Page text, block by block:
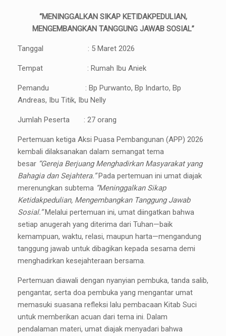
“MENINGGALKAN SIKAP KETIDAKPEDULIAN,
MENGEMBANGKAN TANGGUNG JAWAB SOSIAL”
Tanggal : 5 Maret 2026
Tempat : Rumah Ibu Aniek
Pemandu : Bp Purwanto, Bp Indarto, Bp
Andreas, Ibu Titik, Ibu Nelly
Jumlah Peserta : 27 orang
Pertemuan ketiga Aksi Puasa Pembangunan (APP) 2026
kembali dilaksanakan dalam semangat tema
besar “Gereja Berjuang Menghadirkan Masyarakat yang
Bahagia dan Sejahtera.”Pada pertemuan ini umat diajak
merenungkan subtema “Meninggalkan Sikap
Ketidakpedulian, Mengembangkan Tanggung Jawab
Sosial.”Melalui pertemuan ini, umat diingatkan bahwa
setiap anugerah yang diterima dari Tuhan—baik
kemampuan, waktu, relasi, maupun harta—mengandung
tanggung jawab untuk dibagikan kepada sesama demi
menghadirkan kesejahteraan bersama.
Pertemuan diawali dengan nyanyian pembuka, tanda salib,
pengantar, serta doa pembuka yang mengantar umat
memasuki suasana refleksi lalu pembacaan Kitab Suci
untuk memberikan acuan dari tema ini. Dalam
pendalaman materi, umat diajak menyadari bahwa